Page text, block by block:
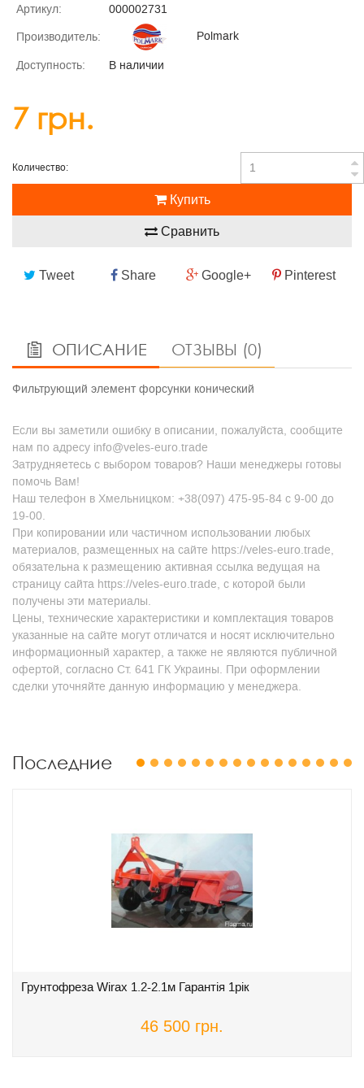
Артикул:
000002731
Производитель: Polmark
Доступность: В наличии
7 грн.
Количество:
Купить
Сравнить
Tweet Share Google+ Pinterest
ОПИСАНИЕ ОТЗЫВЫ (0)
Фильтрующий элемент форсунки конический
Если вы заметили ошибку в описании, пожалуйста, сообщите
нам по адресу info@veles-euro.trade
Затрудняетесь с выбором товаров? Наши менеджеры готовы
помочь Вам!
Наш телефон в Хмельницком: +38(097) 475-95-84 с 9-00 до
19-00.
При копировании или частичном использовании любых
материалов, размещенных на сайте https://veles-euro.trade,
обязательна к размещению активная ссылка ведущая на
страницу сайта https://veles-euro.trade, с которой были
получены эти материалы.
Цены, технические характеристики и комплектация товаров
указанные на сайте могут отличатся и носят исключительно
информационный характер, а также не являются публичной
офертой, согласно Ст. 641 ГК Украины. При оформлении
сделки уточняйте данную информацию у менеджера.
Последние
Грунтофреза Wirax 1.2-2.1м Гарантія 1рік
46 500 грн.
1 2 3 4 5 6 7 8 9 10 11 12 13 14 15 16